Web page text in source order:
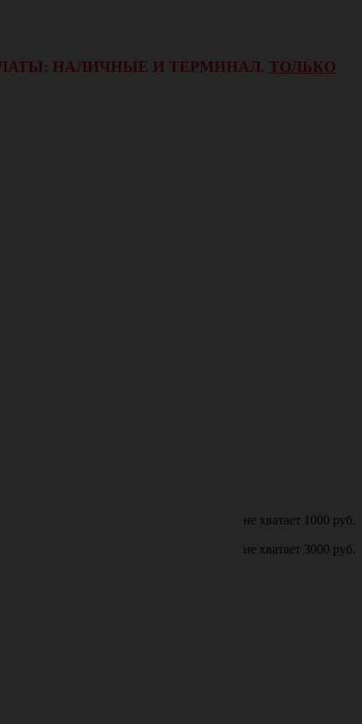
НАЛИЧНЫЕ И ТЕРМИНАЛ. ТОЛЬКО
не хватает 1000 руб.
не хватает 3000 руб.